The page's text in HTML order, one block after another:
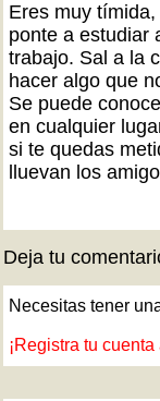
Eres muy
ponte a estudiar
trabajo. Sal a la
hacer algo que
Se puede
en cualquier
si te quedas
lluevan los
Deja tu
Necesitas tener
¡Registra tu cuenta